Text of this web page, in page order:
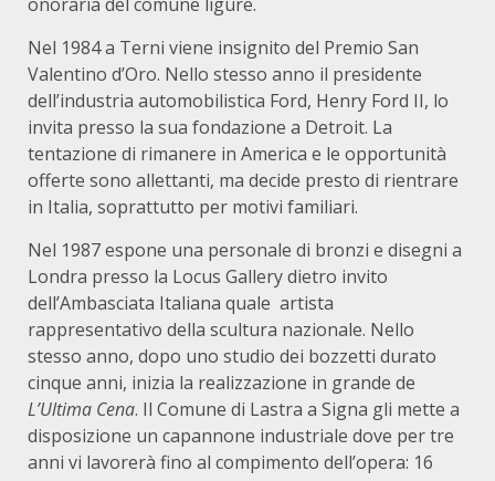
Nel 1984 a Terni viene insignito del Premio San
Valentino d’Oro. Nello stesso anno il presidente
dell’industria automobilistica Ford, Henry Ford II, lo
invita presso la sua fondazione a Detroit. La
tentazione di rimanere in America e le opportunità
offerte sono allettanti, ma decide presto di rientrare
in Italia, soprattutto per motivi familiari.
Nel 1987 espone una personale di bronzi e disegni a
Londra presso la Locus Gallery dietro invito
dell’Ambasciata Italiana quale artista
rappresentativo della scultura nazionale. Nello
stesso anno, dopo uno studio dei bozzetti durato
cinque anni, inizia la realizzazione in grande de
L’Ultima Cena. Il Comune di Lastra a Signa gli mette a
disposizione un capannone industriale dove per tre
anni vi lavorerà fino al compimento dell’opera: 16